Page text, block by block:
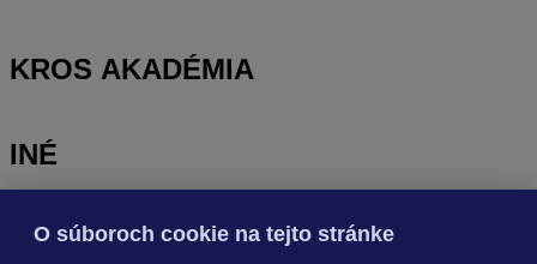
KROS AKADÉMIA
INÉ
OdoberajteNOVINKY
O súboroch cookie na tejto stránke